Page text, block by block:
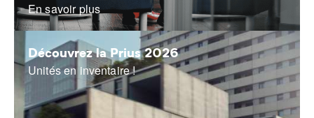
En savoir plus
Découvrez la Prius 2026
Unités en inventaire !